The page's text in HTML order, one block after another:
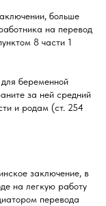
больше
на перевод
8 части 1
беременной
за ней средний
и родам (ст. 254
заключение, в
на легкую работу
перевода